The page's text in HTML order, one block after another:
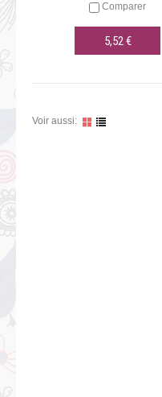
Comparer
5,52 €
Voir aussi: